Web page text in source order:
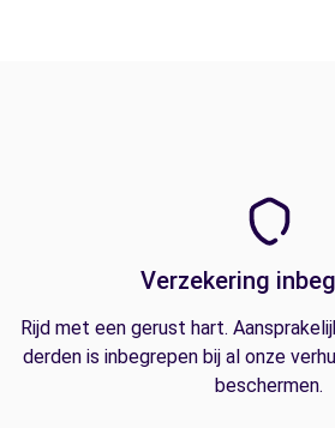
Verzekering
Rijd met een gerust hart.
derden is inbegrepen bij al onze
beschermen.